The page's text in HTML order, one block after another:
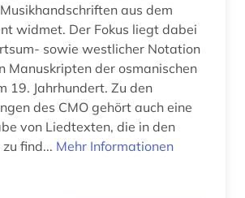
aus dem
widmet. Der Fokus liegt dabei
sowie westlicher Notation
Manuskripten der osmanischen
19. Jahrhundert. Zu den
des CMO gehört auch eine
von Liedtexten, die in den
find... Mehr Informationen